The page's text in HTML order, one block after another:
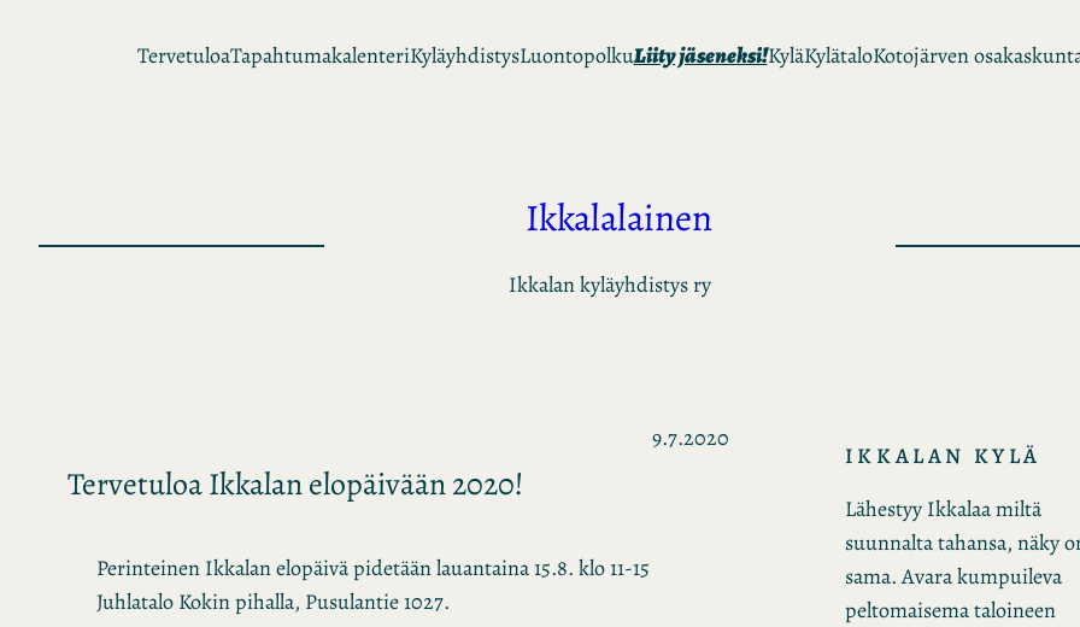
TervetuloaTapahtumakalenteriKyläyhdistysLuontopolkuLiity jäseneksi!KyläKylätaloKotojärven
Ikkalalainen
Ikkalan kyläyhdistys ry
9.7.2020
Tervetuloa Ikkalan elopäivään 2020!
Perinteinen Ikkalan elopäivä pidetään lauantaina 15.8. klo 11-15
Juhlatalo Kokin pihalla, Pusulantie 1027.
IKKALAN KYLÄ
Lähestyy Ikkalaa miltä
suunnalta tahansa, näky
sama. Avara kumpuileva
peltomaisema taloineen